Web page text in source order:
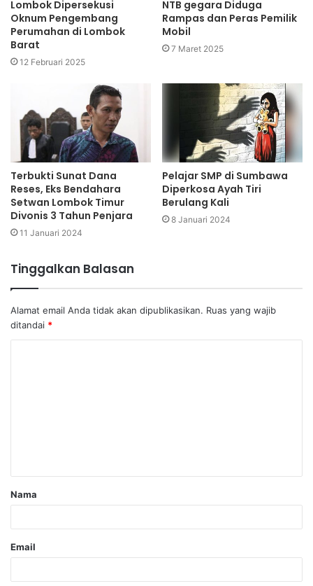
Lombok Dipersekusi
Oknum Pengembang
Perumahan di Lombok
Barat
12 Februari 2025
NTB gegara Diduga
Rampas dan Peras Pemilik
Mobil
7 Maret 2025
Terbukti Sunat Dana
Reses, Eks Bendahara
Setwan Lombok Timur
Divonis 3 Tahun Penjara
11 Januari 2024
Pelajar SMP di Sumbawa
Diperkosa Ayah Tiri
Berulang Kali
8 Januari 2024
Tinggalkan Balasan
Alamat email Anda tidak akan dipublikasikan. Ruas yang wajib
ditandai *
Nama
Email